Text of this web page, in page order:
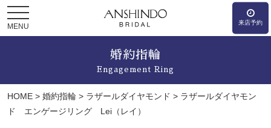
MENU 来店予約
婚約指輪
Engagement Ring
HOME > 婚約指輪 > ラザールダイヤモンド > ラザールダイヤモン
ド エンゲージリング Lei（レイ）